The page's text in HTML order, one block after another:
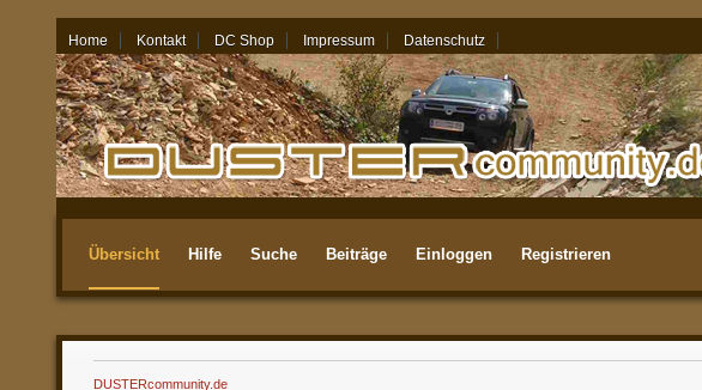
Home Kontakt DC Shop Impressum Datenschutz
06.08.26 - 14:33
Übersicht Hilfe Suche Beiträge Einloggen Registrieren
DUSTERcommunity.de